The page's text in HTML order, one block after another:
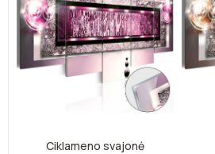
Ciklameno svajonė